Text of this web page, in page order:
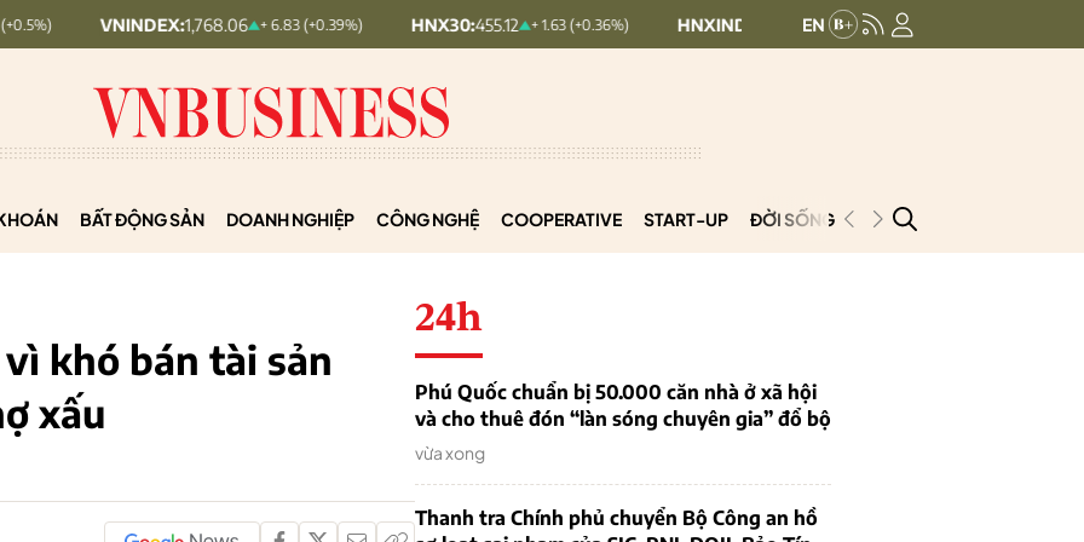
1,768.06 + 6.83 (+0.39%) HNX30: + 1.63 (+0.36%) HNXINDEX: 293.44 + 0.25 (+0.09%) UPCOMINDEX:
BẤT ĐỘNG SẢN DOANH NGHIỆP CÔNG NGHỆ COOPERATIVE START-UP ĐỜI SỐNG PODCAST
khó bán tài sản
xấu
24h
Phú Quốc chuẩn bị 50.000 căn nhà ở xã hội
và cho thuê đón “làn sóng chuyên gia” đổ bộ
vừa xong
Thanh tra Chính phủ chuyển Bộ Công an hồ